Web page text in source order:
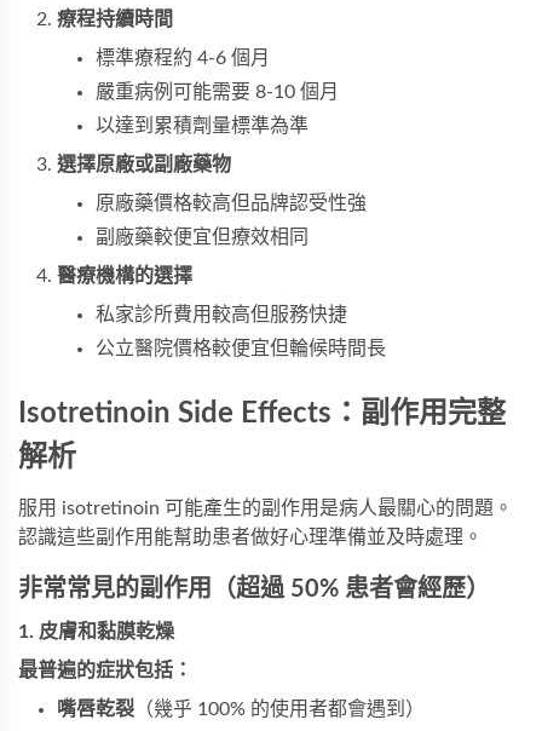
療程持續時間
標準療程約 4-6 個月
嚴重病例可能需要 8-10 個月
以達到累積劑量標準為準
選擇原廠或副廠藥物
原廠藥價格較高但品牌認受性強
副廠藥較便宜但療效相同
醫療機構的選擇
私家診所費用較高但服務快捷
公立醫院價格較便宜但輪候時間長
Isotretinoin Side Effects：副作用完整
解析
服用 isotretinoin 可能產生的副作用是病人最關心的問題。
認識這些副作用能幫助患者做好心理準備並及時處理。
非常常見的副作用（超過 50% 患者會經歷）
1. 皮膚和黏膜乾燥
最普遍的症狀包括：
嘴唇乾裂 （幾乎 100% 的使用者都會遇到）